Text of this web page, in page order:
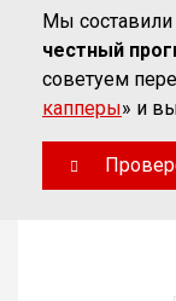
Мы составили
честный
советуем
капперы» и